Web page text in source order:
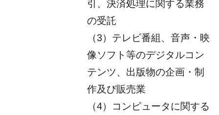
引、決済処理に関する業務
の受託
（3）テレビ番組、音声・映
像ソフト等のデジタルコン
テンツ、出版物の企画・制
作及び販売業
（4）コンピュータに関する